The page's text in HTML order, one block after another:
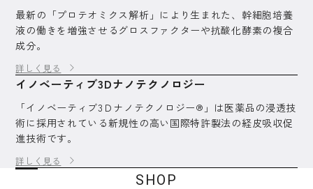
最新の「プロテオミクス解析」により生まれた、幹細胞培養
液の働きを増強させるグロスファクターや抗酸化酵素の複合
成分。
詳しく見る
イノベーティブ3Dナノテクノロジー
「イノベーティブ3Ｄナノテクノロジー®」は医薬品の浸透技
術に採用されている新規性の高い国際特許製法の経皮吸収促
進技術です。
詳しく見る
SHOP